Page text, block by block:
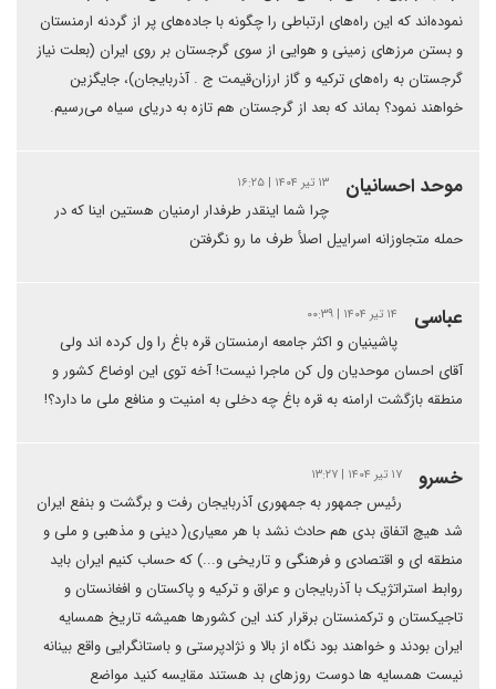
نموده‌اند که این راه‌های ارتباطی را چگونه با جاده‌های پر از گردنه ارمنستان
و بستن مرزهای زمینی و هوایی از سوی گرجستان بر روی ایران (بعلت نیاز
گرجستان به راه‌های ترکیه و گاز ارزان‌قیمت ج . آذربایجان)، جایگزین
خواهند نمود؟ بماند که بعد از گرجستان هم تازه به دریای سیاه می‌رسیم.
موحد احسانیان ۱۳ تیر ۱۴۰۴ | ۱۶:۲۵
چرا شما اینقدر طرفدار ارمنیان هستین اینا که در
حمله متجاوزانه اسراییل اصلأ طرف ما رو نگرفتن
عباسی ۱۴ تیر ۱۴۰۴ | ۰۰:۳۹
پاشینیان و اکثر جامعه ارمنستان قره باغ را ول کرده اند ولی
آقای احسان موحدیان ول کن ماجرا نیست! آخه توی این اوضاع کشور و
منطقه بازگشت ارامنه به قره باغ چه دخلی به امنیت و منافع ملی ما دارد؟!
خسرو ۱۷ تیر ۱۴۰۴ | ۱۳:۲۷
رئیس جمهور به جمهوری آذربایجان رفت و برگشت و بنفع ایران
شد هیچ اتفاق بدی هم حادث نشد با هر معیاری( دینی و مذهبی و ملی و
منطقه ای و اقتصادی و فرهنگی و تاریخی و...) که حساب کنیم ایران باید
روابط استراتژیک با آذربایجان و عراق و ترکیه و پاکستان و افغانستان و
تاجیکستان و ترکمنستان برقرار کند این کشورها همیشه تاریخ همسایه
ایران بودند و خواهند بود نگاه از بالا و نژادپرستی و باستانگرایی واقع بینانه
نیست همسایه ها دوست روزهای بد هستند مقایسه کنید مواضع